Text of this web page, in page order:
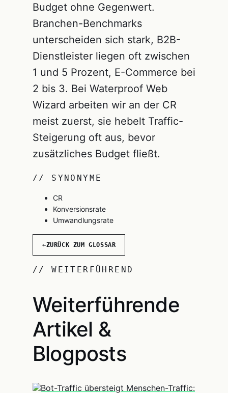
Budget ohne Gegenwert.
Branchen-Benchmarks
unterscheiden sich stark, B2B-
Dienstleister liegen oft zwischen
1 und 5 Prozent, E-Commerce bei
2 bis 3. Bei Waterproof Web
Wizard arbeiten wir an der CR
meist zuerst, sie hebelt Traffic-
Steigerung oft aus, bevor
zusätzliches Budget fließt.
// SYNONYME
CR
Konversionsrate
Umwandlungsrate
←ZURÜCK ZUM GLOSSAR
// WEITERFÜHREND
Weiterführende
Artikel &
Blogposts